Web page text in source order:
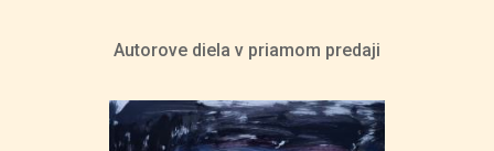
Autorove diela v priamom predaji